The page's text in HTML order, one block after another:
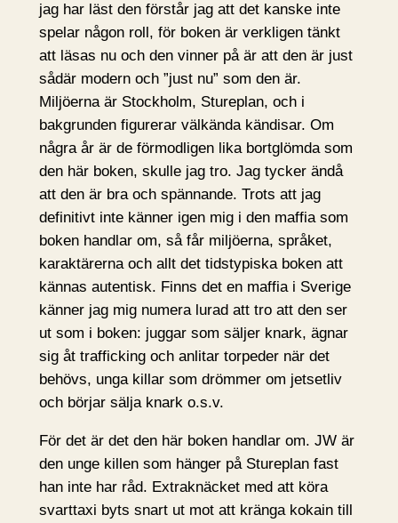
jag har läst den förstår jag att det kanske inte
spelar någon roll, för boken är verkligen tänkt
att läsas nu och den vinner på är att den är just
sådär modern och ”just nu” som den är.
Miljöerna är Stockholm, Stureplan, och i
bakgrunden figurerar välkända kändisar. Om
några år är de förmodligen lika bortglömda som
den här boken, skulle jag tro. Jag tycker ändå
att den är bra och spännande. Trots att jag
definitivt inte känner igen mig i den maffia som
boken handlar om, så får miljöerna, språket,
karaktärerna och allt det tidstypiska boken att
kännas autentisk. Finns det en maffia i Sverige
känner jag mig numera lurad att tro att den ser
ut som i boken: juggar som säljer knark, ägnar
sig åt trafficking och anlitar torpeder när det
behövs, unga killar som drömmer om jetsetliv
och börjar sälja knark o.s.v.
För det är det den här boken handlar om. JW är
den unge killen som hänger på Stureplan fast
han inte har råd. Extraknäcket med att köra
svarttaxi byts snart ut mot att kränga kokain till